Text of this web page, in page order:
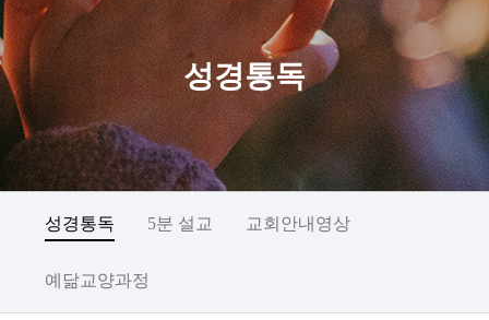
성경통독
성경통독 5분 설교 교회안내영상
예닮교양과정